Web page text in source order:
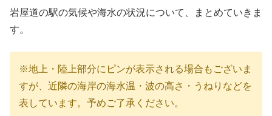
岩屋道の駅の気候や海水の状況について、まとめていきま
す。
※地上・陸上部分にピンが表示される場合もございま
すが、近隣の海岸の海水温・波の高さ・うねりなどを
表しています。予めご了承ください。